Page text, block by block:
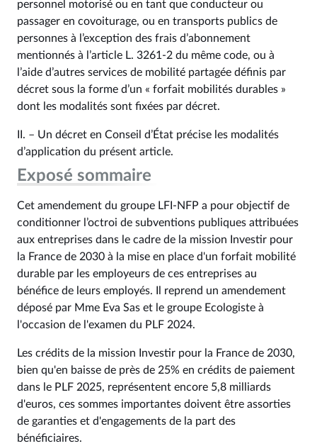
personnel motorisé ou en tant que conducteur ou
passager en covoiturage, ou en transports publics de
personnes à l’exception des frais d’abonnement
mentionnés à l’article L. 3261‑2 du même code, ou à
l’aide d’autres services de mobilité partagée définis par
décret sous la forme d’un « forfait mobilités durables »
dont les modalités sont fixées par décret.
II. – Un décret en Conseil d’État précise les modalités
d’application du présent article.
Exposé sommaire
Cet amendement du groupe LFI-NFP a pour objectif de
conditionner l’octroi de subventions publiques attribuées
aux entreprises dans le cadre de la mission Investir pour
la France de 2030 à la mise en place d'un forfait mobilité
durable par les employeurs de ces entreprises au
bénéfice de leurs employés. Il reprend un amendement
déposé par Mme Eva Sas et le groupe Ecologiste à
l'occasion de l'examen du PLF 2024.
Les crédits de la mission Investir pour la France de 2030,
bien qu'en baisse de près de 25% en crédits de paiement
dans le PLF 2025, représentent encore 5,8 milliards
d'euros, ces sommes importantes doivent être assorties
de garanties et d'engagements de la part des
bénéficiaires.